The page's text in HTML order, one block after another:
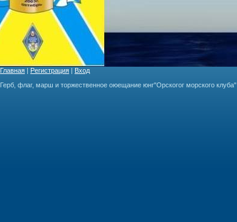
Главная | Регистрация | Вход
Герб, флаг, марш и торжественное оюещание юнг"Орскогог морского клуба"